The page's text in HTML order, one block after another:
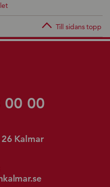
Till sidans topp
00 00
Kalmar